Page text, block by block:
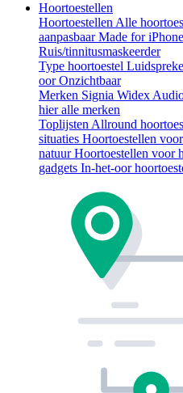
Hoortoestellen
HoortoestellenAlle
aanpasbaarMade for iPhone
Ruis/tinnitusmaskeerder
Type hoortoestel
oorOnzichtbaar
Merken Signia Widex
hier alle merken
ToplijstenAllround
situaties Hoortoestellen
natuurHoortoestellen voor
gadgets In-het-oor